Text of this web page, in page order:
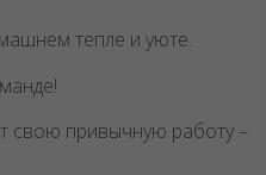
тепле и уюте.
свою привычную работу –